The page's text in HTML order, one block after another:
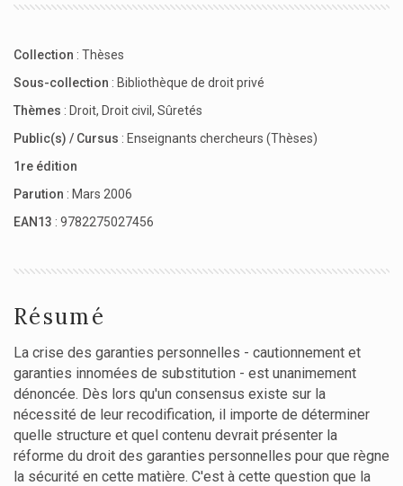
Collection : Thèses
Sous-collection : Bibliothèque de droit privé
Thèmes : Droit, Droit civil , Sûretés
Public(s) / Cursus : Enseignants chercheurs (Thèses)
1re édition
Parution : Mars 2006
EAN13 : 9782275027456
Résumé
La crise des garanties personnelles - cautionnement et
garanties innomées de substitution - est unanimement
dénoncée. Dès lors qu'un consensus existe sur la
nécessité de leur recodification, il importe de déterminer
quelle structure et quel contenu devrait présenter la
réforme du droit des garanties personnelles pour que règne
la sécurité en cette matière. C'est à cette question que la